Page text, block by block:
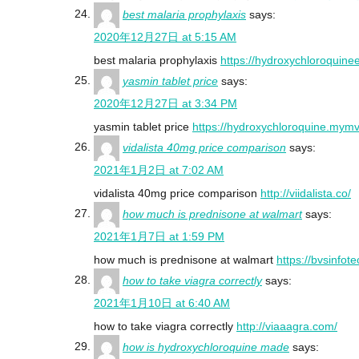
best malaria prophylaxis says:
2020年12月27日 at 5:15 AM
best malaria prophylaxis https://
yasmin tablet price says:
2020年12月27日 at 3:34 PM
yasmin tablet price https://
vidalista 40mg price comparison says:
2021年1月2日 at 7:02 AM
vidalista 40mg price comparison http://viidalista.co/
how much is prednisone at walmart says:
2021年1月7日 at 1:59 PM
how much is prednisone at walmart https://
how to take viagra correctly says:
2021年1月10日 at 6:40 AM
how to take viagra correctly http://viaaagra.com/
how is hydroxychloroquine made says: